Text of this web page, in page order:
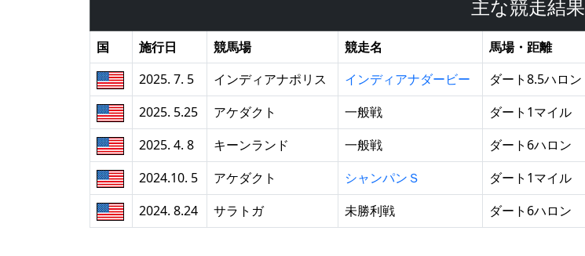
主な競走結果
国 施行日 競馬場 競走名 馬場・距離
2025. 7. 5
インディアナポリス インディアナダービー ダート8.5ハロン
2025. 5.25
アケダクト 一般戦 ダート1マイル
2025. 4. 8
キーンランド 一般戦 ダート6ハロン
2024.10. 5
アケダクト シャンパンＳ ダート1マイル
2024. 8.24
サラトガ 未勝利戦 ダート6ハロン